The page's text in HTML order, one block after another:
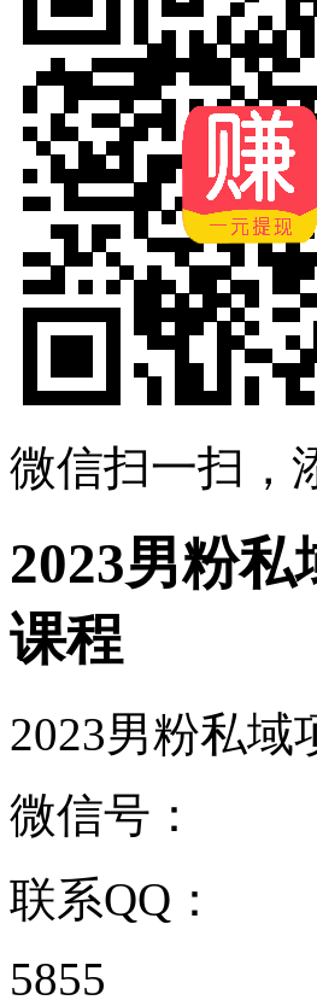
微信扫一扫，
2023男粉
课程
2023男粉私域
微信号：
联系QQ：
5855